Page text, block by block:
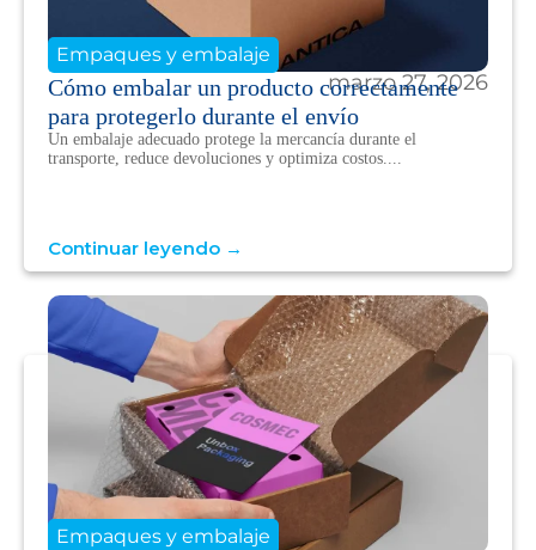
marzo 27, 2026
Empaques y embalaje
Cómo embalar un producto correctamente
para protegerlo durante el envío
Un embalaje adecuado protege la mercancía durante el
transporte, reduce devoluciones y optimiza costos....
Continuar leyendo →
Empaques y embalaje